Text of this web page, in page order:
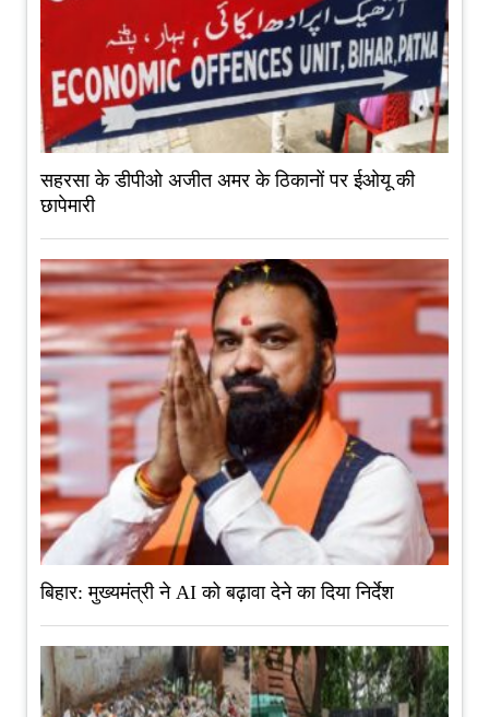
सहरसा के डीपीओ अजीत अमर के ठिकानों पर ईओयू की
छापेमारी
बिहार: मुख्यमंत्री ने AI को बढ़ावा देने का दिया निर्देश